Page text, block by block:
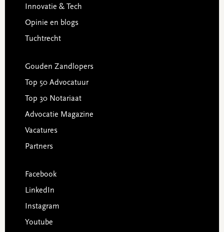
Innovatie & Tech
Opinie en blogs
Tuchtrecht
Gouden Zandlopers
Top 50 Advocatuur
Top 30 Notariaat
Advocatie Magazine
Vacatures
Partners
Facebook
LinkedIn
Instagram
Youtube